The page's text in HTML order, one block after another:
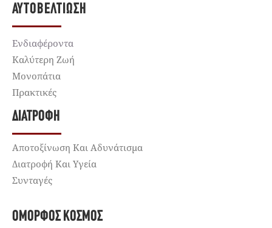
ΑΥΤΟΒΕΛΤΊΩΣΗ
Ενδιαφέροντα
Καλύτερη Ζωή
Μονοπάτια
Πρακτικές
ΔΙΑΤΡΟΦΉ
Αποτοξίνωση Και Αδυνάτισμα
Διατροφή Και Υγεία
Συνταγές
ΌΜΟΡΦΟΣ ΚΌΣΜΟΣ